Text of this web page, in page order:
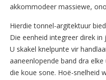
akkommodeer massiewe,
Hierdie tonnel-argitektuur
Die eenheid integreer direk
U skakel knelpunte vir
aaneenlopende band dra
die koue sone. Hoë-snelheid